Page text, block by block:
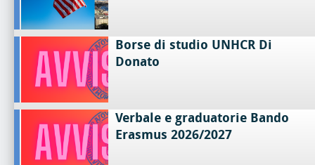
Borse di studio UNHCR Di
Donato
Verbale e graduatorie Bando
Erasmus 2026/2027